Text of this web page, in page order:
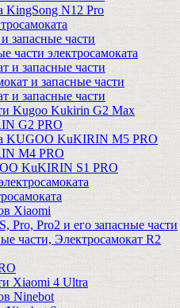
KingSong N12 Pro
запасные части
части электросамоката
и запасные части
и запасные части
и запасные части
Kugoo Kukirin G2 Max
G2 PRO
KUGOO KuKIRIN M5 PRO
M4 PRO
KuKIRIN S1 PRO
Xiaomi
Pro, Pro2 и его запасные части
части, Электросамокат R2
Xiaomi 4 Ultra
Ninebot